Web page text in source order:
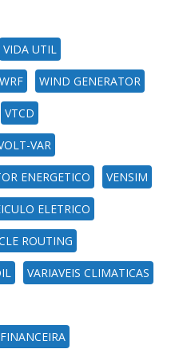
VIDA UTIL
WRF WIND GENERATOR
VTCD
VAR
ENERGETICO VENSIM
ELETRICO
ROUTING
VARIAVEIS CLIMATICAS